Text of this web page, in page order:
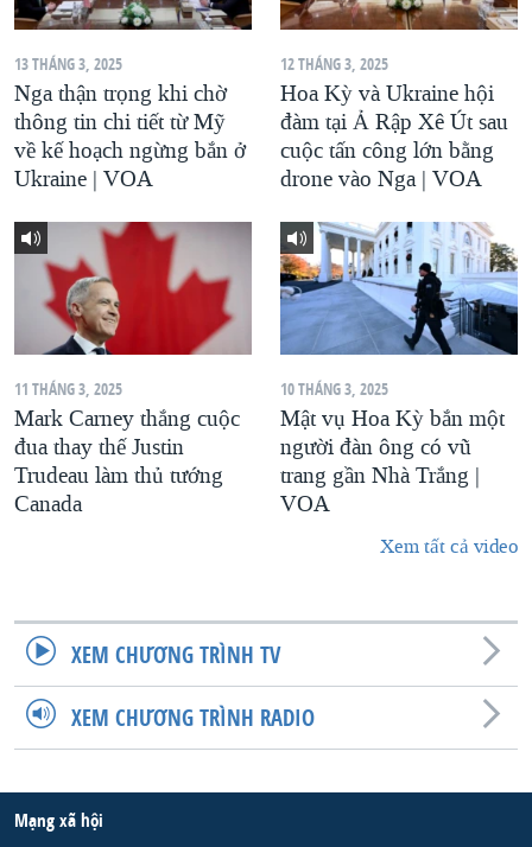
13 THÁNG 3, 2025
Nga thận trọng khi chờ
thông tin chi tiết từ Mỹ
về kế hoạch ngừng bắn ở
Ukraine | VOA
12 THÁNG 3, 2025
Hoa Kỳ và Ukraine hội
đàm tại Ả Rập Xê Út sau
cuộc tấn công lớn bằng
drone vào Nga | VOA
11 THÁNG 3, 2025
Mark Carney thắng cuộc
đua thay thế Justin
Trudeau làm thủ tướng
Canada
10 THÁNG 3, 2025
Mật vụ Hoa Kỳ bắn một
người đàn ông có vũ
trang gần Nhà Trắng |
VOA
Xem tất cả video
XEM CHƯƠNG TRÌNH TV
XEM CHƯƠNG TRÌNH RADIO
Mạng xã hội